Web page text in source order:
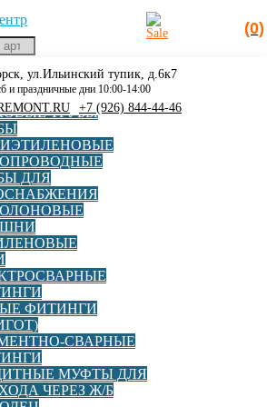
(0)
ТРУБЫ
ДЛЯ
ФИТИНГИ
СВАРНЫЕ
МУФТЫ ДЛЯ
ЧЕРЕЗ Ж/Б
ул.Ильинский тупик, д.6к7
и праздничные дни 10:00-14:00
+7 (926) 844-44-46
стальной
стальной
подземный H=1,00 м стальной